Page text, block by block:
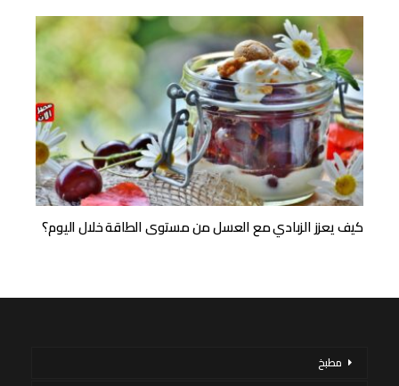
كيف يعزز الزبادي مع العسل من مستوى الطاقة خلال اليوم؟
مطبخ